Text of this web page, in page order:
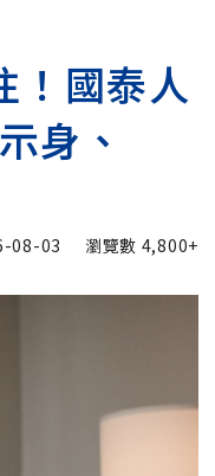
！國泰人
身、
08-03 瀏覽數 4,800+